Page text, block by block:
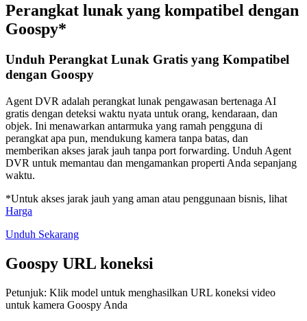
Perangkat lunak yang kompatibel dengan
Goospy*
Unduh Perangkat Lunak Gratis yang Kompatibel
dengan Goospy
Agent DVR adalah perangkat lunak pengawasan bertenaga AI
gratis dengan deteksi waktu nyata untuk orang, kendaraan, dan
objek. Ini menawarkan antarmuka yang ramah pengguna di
perangkat apa pun, mendukung kamera tanpa batas, dan
memberikan akses jarak jauh tanpa port forwarding. Unduh Agent
DVR untuk memantau dan mengamankan properti Anda sepanjang
waktu.
*Untuk akses jarak jauh yang aman atau penggunaan bisnis, lihat
Harga
Unduh Sekarang
Goospy URL koneksi
Petunjuk: Klik model untuk menghasilkan URL koneksi video
untuk kamera Goospy Anda